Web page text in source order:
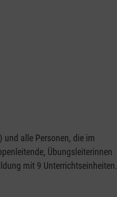
und alle Personen, die im
Übungsleiterinnen
mit 9 Unterrichtseinheiten.